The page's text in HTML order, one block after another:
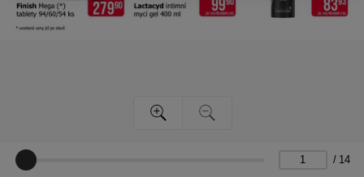
/ 14